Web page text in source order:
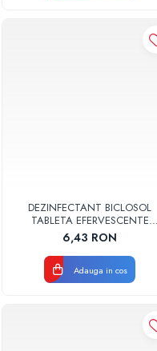
DEZINFECTANT BICLOSOL
TABLETA EFERVESCENTE
CLORAMINA TABLETA CLOR 10
BUC
6,43 RON
Adauga in cos